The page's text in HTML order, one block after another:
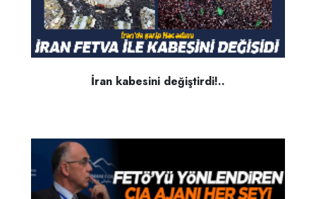
İran kabesini değiştirdi!..